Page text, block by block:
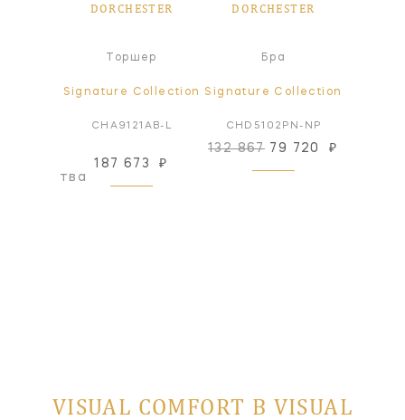
DORCHESTER
Торшер
Signature Collection
CHA9121AB-L
187 673 ₽
DORCHESTER
Бра
Signature Collection
CHD5102PN-NP
132 86779 720 ₽
VISUAL COMFORT В VISUAL